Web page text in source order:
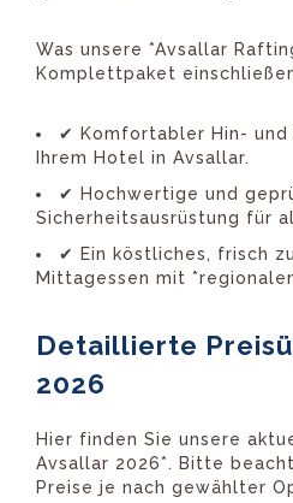
Was unsere *Avsallar
Komplettpaket
✔ Komfortabler Hin- und
Ihrem Hotel in Avsallar.
✔ Hochwertige und
Sicherheitsausrüstung für
✔ Ein köstliches, frisch
Mittagessen mit
Detaillierte
2026
Hier finden Sie unsere
Avsallar 2026*. Bitte
Preise je nach gewählter